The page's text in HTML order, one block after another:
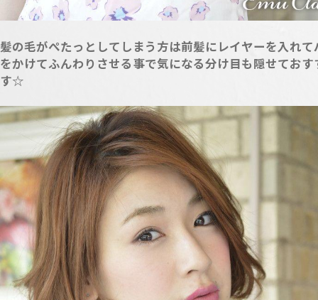
髪の毛がぺたっとしてしまう方は前髪にレイヤーを入れて
をかけてふんわりさせる事で気になる分け目も隠せておす
す☆